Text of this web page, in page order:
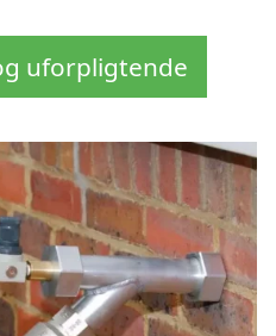
uforpligtende